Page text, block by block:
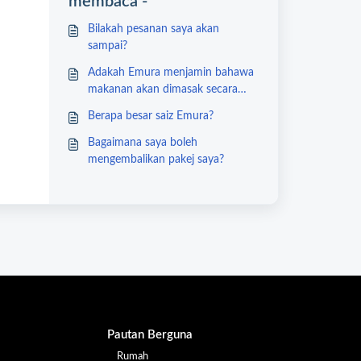
Bilakah pesanan saya akan
sampai?
Adakah Emura menjamin bahawa
makanan akan dimasak secara
Berapa besar saiz Emura?
Bagaimana saya boleh
mengembalikan pakej saya?
Pautan Berguna
Rumah